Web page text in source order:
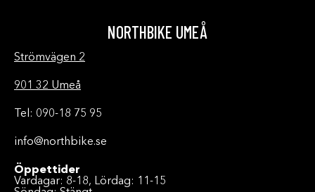
NORTHBIKE UMEÅ
Strömvägen 2
901 32 Umeå
Tel: 090-18 75 95
info@northbike.se
Öppettider
Vardagar: 8-18, Lördag: 11-15